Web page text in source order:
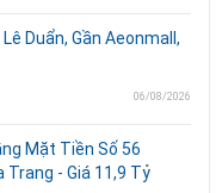
Duẩn, Gần Aeonmall,
06/08/2026
Mặt Tiền Số 56
Trang - Giá 11,9 Tỷ